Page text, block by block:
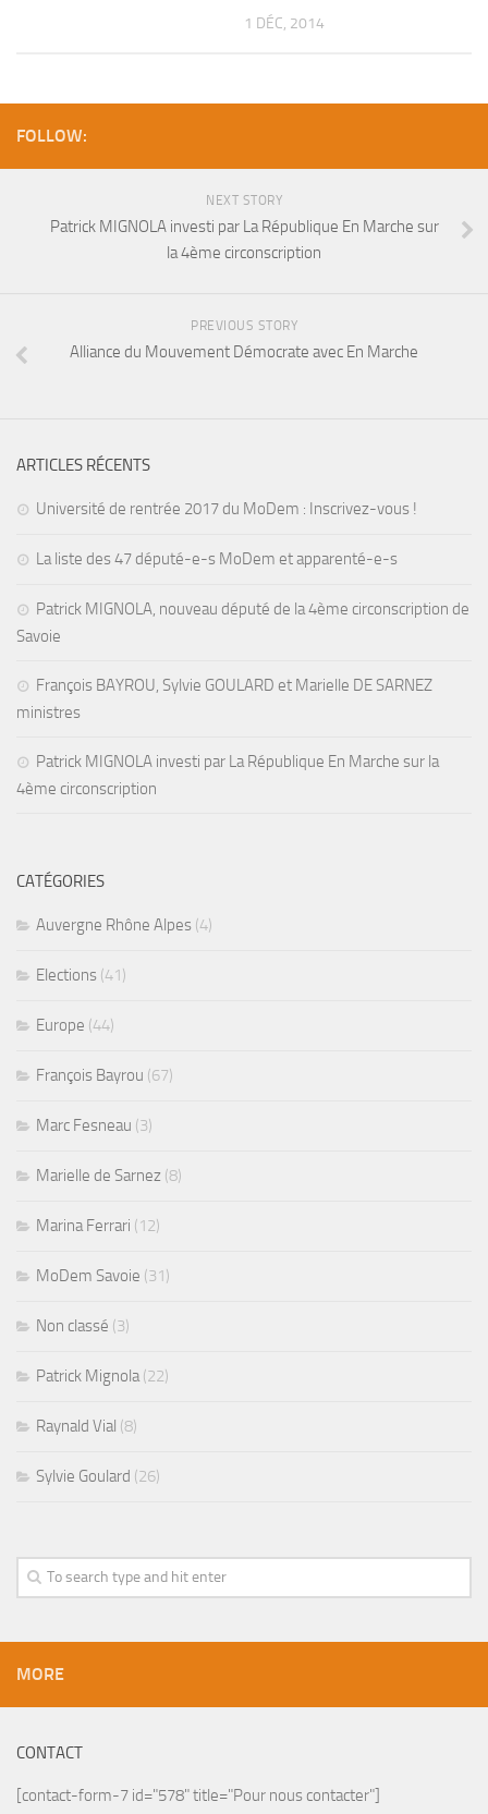
1 DÉC, 2014
FOLLOW:
NEXT STORY
Patrick MIGNOLA investi par La République En Marche sur
la 4ème circonscription
PREVIOUS STORY
Alliance du Mouvement Démocrate avec En Marche
ARTICLES RÉCENTS
Université de rentrée 2017 du MoDem : Inscrivez-vous !
La liste des 47 député-e-s MoDem et apparenté-e-s
Patrick MIGNOLA, nouveau député de la 4ème circonscription de
Savoie
François BAYROU, Sylvie GOULARD et Marielle DE SARNEZ
ministres
Patrick MIGNOLA investi par La République En Marche sur la
4ème circonscription
CATÉGORIES
Auvergne Rhône Alpes (4)
Elections (41)
Europe (44)
François Bayrou (67)
Marc Fesneau (3)
Marielle de Sarnez (8)
Marina Ferrari (12)
MoDem Savoie (31)
Non classé (3)
Patrick Mignola(22)
Raynald Vial (8)
Sylvie Goulard (26)
MORE
CONTACT
[contact-form-7 id="578" title="Pour nous contacter"]